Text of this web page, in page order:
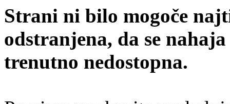
Strani ni bilo mogoče
odstranjena, da se
trenutno nedostopna.